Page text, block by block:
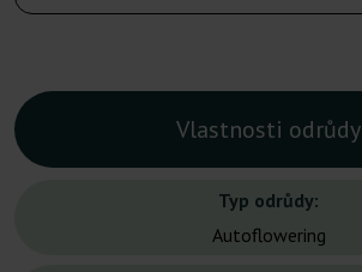
Vlastnosti odrůdy
Typ odrůdy:
Autoflowering